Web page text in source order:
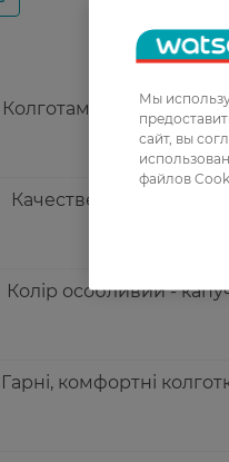
Колготами довольна,
Качественные
Колір особливий -
Гарні, комфортні
Мы
сайт, вы
файлов